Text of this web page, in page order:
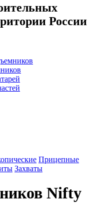
России
Прицепные
Захваты
Nifty